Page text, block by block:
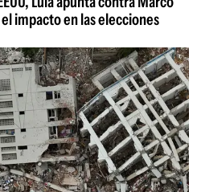
impacto en las elecciones